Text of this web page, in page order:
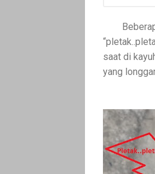
saat di
yang